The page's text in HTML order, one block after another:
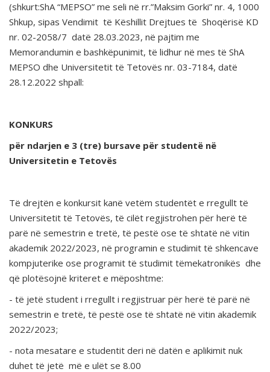
(shkurt:ShA “MEPSO” me seli në rr.”Maksim Gorki” nr. 4, 1000
Shkup, sipas Vendimit të Këshillit Drejtues të Shoqërisë KD
nr. 02-2058/7 datë 28.03.2023, në pajtim me
Memorandumin e bashkëpunimit, të lidhur në mes të ShA
MEPSO dhe Universitetit të Tetovës nr. 03-7184, datë
28.12.2022 shpall:
KONKURS
për ndarjen e 3 (tre) bursave për studentë në
Universitetin e Tetovës
Të drejtën e konkursit kanë vetëm studentët e rregullt të
Universitetit të Tetovës, të cilët regjistrohen për herë të
parë në semestrin e tretë, të pestë ose të shtatë në vitin
akademik 2022/2023, në programin e studimit të shkencave
kompjuterike ose programit të studimit tëmekatronikës dhe
që plotësojnë kriteret e mëposhtme:
- të jetë student i rregullt i regjistruar për herë të parë në
semestrin e tretë, të pestë ose të shtatë në vitin akademik
2022/2023;
- nota mesatare e studentit deri në datën e aplikimit nuk
duhet të jetë më e ulët se 8.00